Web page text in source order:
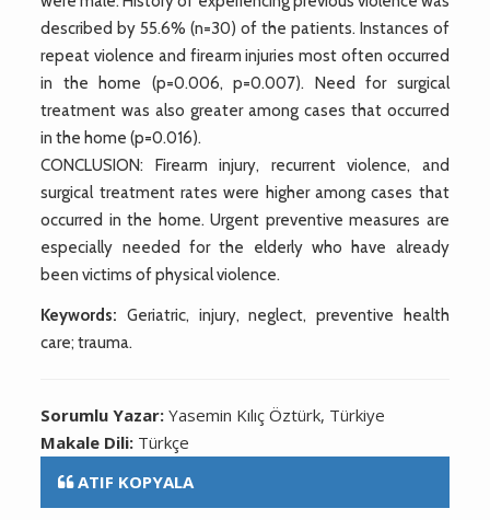
described by 55.6% (n=30) of the patients. Instances of
repeat violence and firearm injuries most often occurred
in the home (p=0.006, p=0.007). Need for surgical
treatment was also greater among cases that occurred
in the home (p=0.016).
CONCLUSION: Firearm injury, recurrent violence, and
surgical treatment rates were higher among cases that
occurred in the home. Urgent preventive measures are
especially needed for the elderly who have already
been victims of physical violence.
Keywords: Geriatric, injury, neglect, preventive health
care; trauma.
Sorumlu Yazar:Yasemin Kılıç Öztürk, Türkiye
Makale Dili: Türkçe
ATIF KOPYALA